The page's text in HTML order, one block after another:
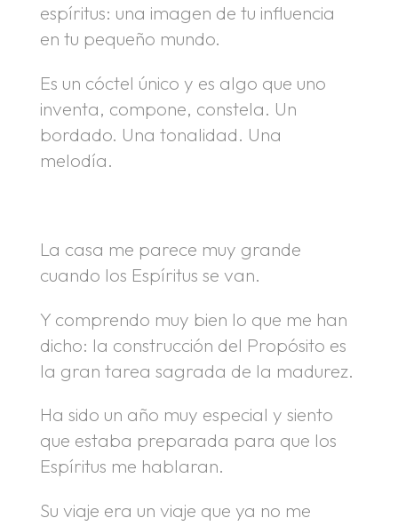
espíritus: una imagen de tu influencia
en tu pequeño mundo.
Es un cóctel único y es algo que uno
inventa, compone, constela. Un
bordado. Una tonalidad. Una
melodía.
La casa me parece muy grande
cuando los Espíritus se van.
Y comprendo muy bien lo que me han
dicho: la construcción del Propósito es
la gran tarea sagrada de la madurez.
Ha sido un año muy especial y siento
que estaba preparada para que los
Espíritus me hablaran.
Su viaje era un viaje que ya no me